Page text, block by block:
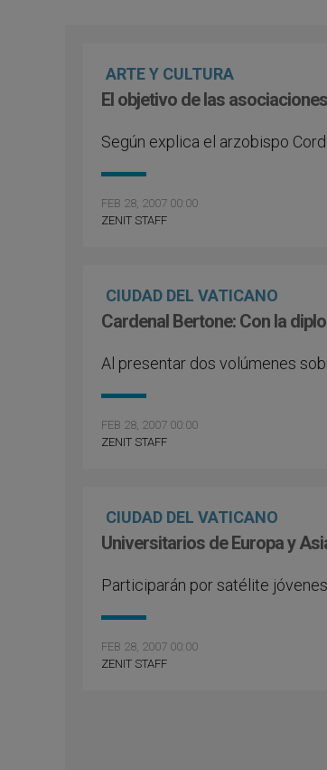
ARTE Y CULTURA
El objetivo de las
Según explica el arzobispo
FEB 28, 2007 00:00
ZENIT STAFF
CIUDAD DEL VATICANO
Cardenal Bertone: Con la
Al presentar dos volúmenes
FEB 28, 2007 00:00
ZENIT STAFF
CIUDAD DEL VATICANO
Universitarios de Europa y
Participarán por satélite
FEB 28, 2007 00:00
ZENIT STAFF